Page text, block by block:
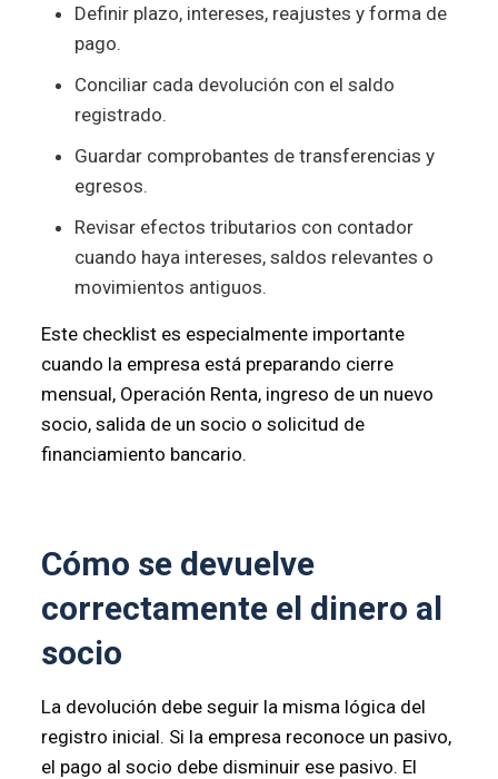
Definir plazo, intereses, reajustes y forma de
pago.
Conciliar cada devolución con el saldo
registrado.
Guardar comprobantes de transferencias y
egresos.
Revisar efectos tributarios con contador
cuando haya intereses, saldos relevantes o
movimientos antiguos.
Este checklist es especialmente importante
cuando la empresa está preparando cierre
mensual, Operación Renta, ingreso de un nuevo
socio, salida de un socio o solicitud de
financiamiento bancario.
Cómo se devuelve
correctamente el dinero al
socio
La devolución debe seguir la misma lógica del
registro inicial. Si la empresa reconoce un pasivo,
el pago al socio debe disminuir ese pasivo. El